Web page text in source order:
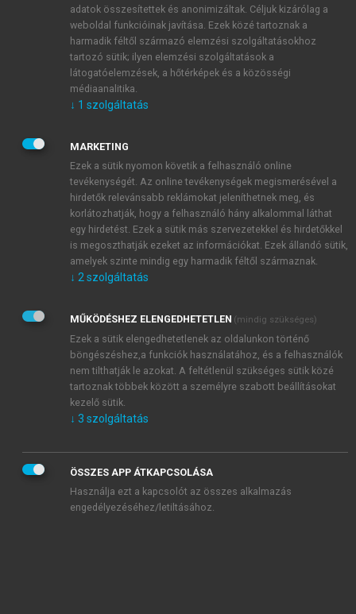
E-MAIL-CÍM
JELSZÓ
JELSZÓ ÚJRA
Kérek értesítést a MeRSZ újdonságairól, akcióiról.
Kérek értesítést az Akadémiai Kiadó Zrt. újdonságairól,
Adatkezelési tájékoztatóbanfoglaltakat tudomásul
veszem és elfogadom.
Általános vásárlási feltételeket, valamint a szotar.netés a
mersz.huoldalak licencszerződéseiben foglaltakat
tudomásul veszem és elfogadom.
KIPRÓBÁLOM
adatok összesítettek és anonimizáltak. Céljuk kizárólag a
weboldal funkcióinak javítása. Ezek közé tartoznak a
harmadik féltől származó elemzési szolgáltatásokhoz
tartozó sütik; ilyen elemzési szolgáltatások a
látogatóelemzések, a hőtérképek és a közösségi
médiaanalitika.
↓ 1 szolgáltatás
MARKETING
Ezek a sütik nyomon követik a felhasználó online
tevékenységét. Az online tevékenységek megismerésével a
hirdetők relevánsabb reklámokat jeleníthetnek meg, és
korlátozhatják, hogy a felhasználó hány alkalommal láthat
egy hirdetést. Ezek a sütik más szervezetekkel és hirdetőkkel
is megoszthatják ezeket az információkat. Ezek állandó sütik,
amelyek szinte mindig egy harmadik féltől származnak.
↓ 2 szolgáltatás
MŰKÖDÉSHEZ ELENGEDHETETLEN (mindig szükséges)
Ezek a sütik elengedhetetlenek az oldalunkon történő
böngészéshez,a funkciók használatához, és a felhasználók
nem tilthatják le azokat. A feltétlenül szükséges sütik közé
tartoznak többek között a személyre szabott beállításokat
kezelő sütik.
↓ 3 szolgáltatás
ÖSSZES APP ÁTKAPCSOLÁSA
Használja ezt a kapcsolót az összes alkalmazás
engedélyezéséhez/letiltásához.